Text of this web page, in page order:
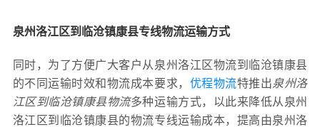
泉州洛江区到临沧镇康县专线物流运输方式
同时，为了方便广大客户从泉州洛江区物流到临沧镇康县
的不同运输时效和物流成本要求， 优程物流特推出泉州洛
江区到临沧镇康县物流多种运输方式，以此来降低从泉州
洛江区到临沧镇康县的物流专线运输成本，提高由泉州洛